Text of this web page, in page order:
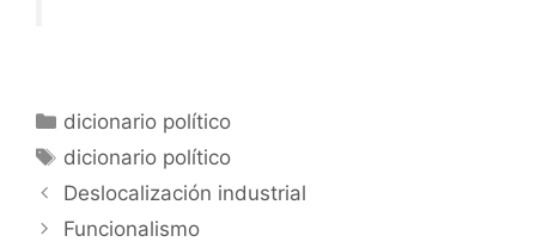
Categorías
dicionario político
Etiquetas
dicionario político
Deslocalización industrial
Funcionalismo